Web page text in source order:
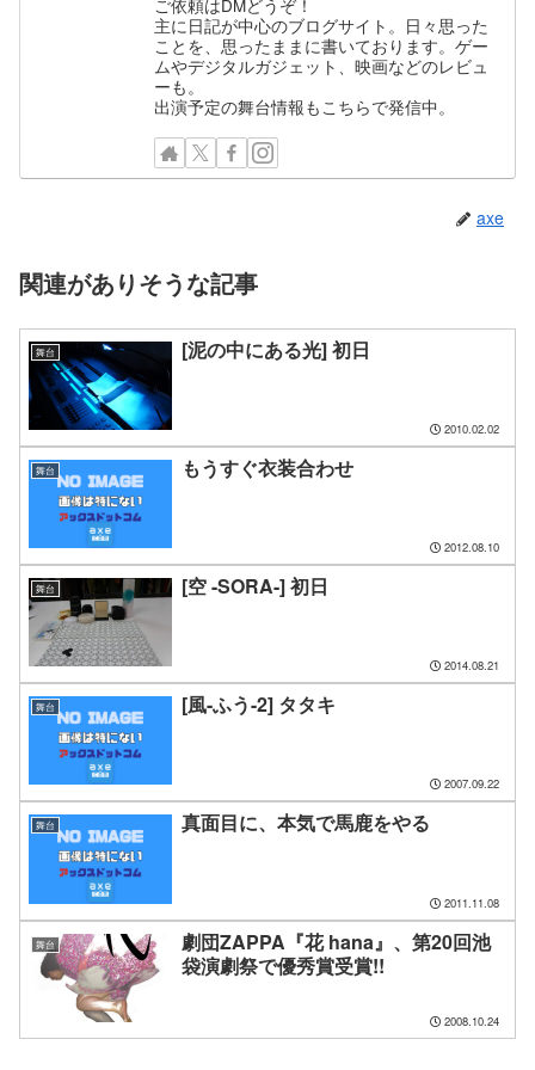
ご依頼はDMどうぞ！
主に日記が中心のブログサイト。日々思った
ことを、思ったままに書いております。ゲー
ムやデジタルガジェット、映画などのレビュ
ーも。
出演予定の舞台情報もこちらで発信中。
axe
関連がありそうな記事
舞台 [泥の中にある光] 初日
2010.02.02
舞台 もうすぐ衣装合わせ
2012.08.10
舞台 [空 -SORA-] 初日
2014.08.21
舞台 [風-ふう-2] タタキ
2007.09.22
舞台 真面目に、本気で馬鹿をやる
2011.11.08
舞台
劇団ZAPPA『花 hana』、第20回池
袋演劇祭で優秀賞受賞!!
2008.10.24